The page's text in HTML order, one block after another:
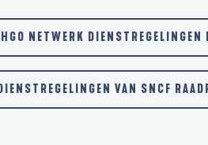
NETWERK DIENSTREGELINGEN
DIENSTREGELINGEN VAN SNCF